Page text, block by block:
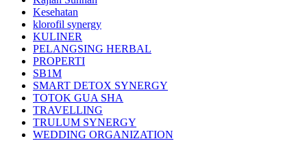
Kesehatan
klorofil synergy
KULINER
PELANGSING HERBAL
PROPERTI
SB1M
SMART DETOX SYNERGY
TOTOK GUA SHA
TRAVELLING
TRULUM SYNERGY
WEDDING ORGANIZATION